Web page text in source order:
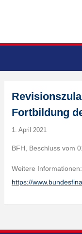
Fortbildung
1. April 2021
BFH, Beschluss vom
Weitere Informationen:
https://